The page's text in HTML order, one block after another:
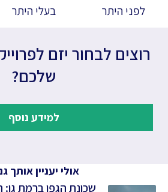
לפני היתר בעלי היתר
שלכם?
למידע נוסף
אולי יעניין אותך
שכונת הגפן ברמת גן: